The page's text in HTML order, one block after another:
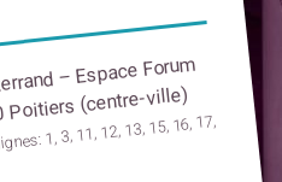
– Espace Forum
(centre-ville)
1, 3, 11, 12, 13, 15, 16, 17,